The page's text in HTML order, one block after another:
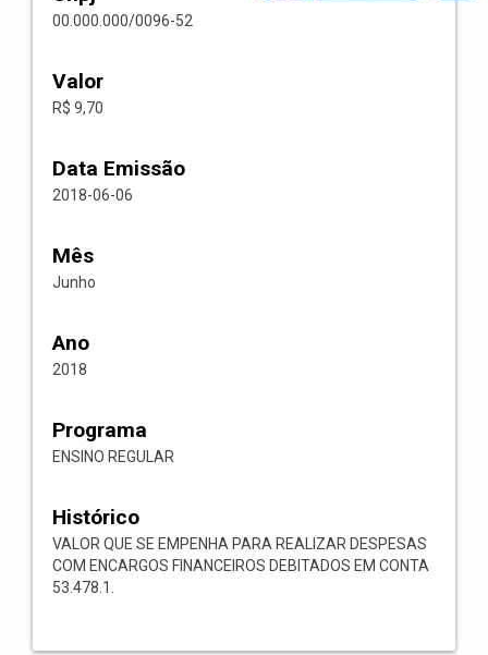
00.000.000/0096-52
Valor
R$ 9,70
Data Emissão
2018-06-06
Mês
Junho
Ano
2018
Programa
ENSINO REGULAR
Histórico
VALOR QUE SE EMPENHA PARA REALIZAR DESPESAS
COM ENCARGOS FINANCEIROS DEBITADOS EM CONTA
53.478.1.